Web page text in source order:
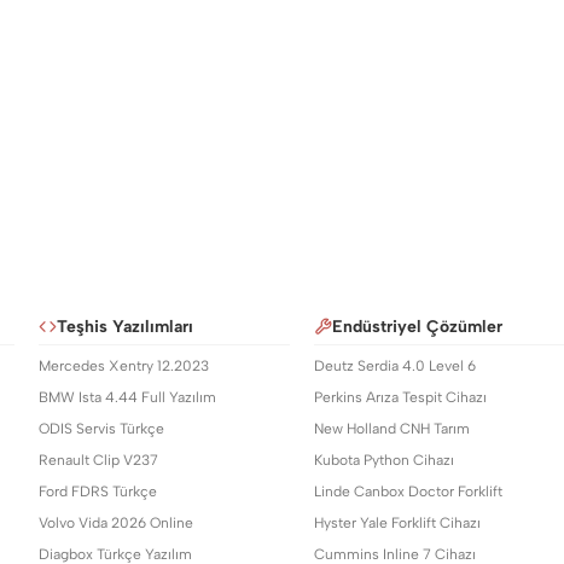
Teşhis Yazılımları
Mercedes Xentry 12.2023
BMW Ista 4.44 Full Yazılım
ODIS Servis Türkçe
Renault Clip V237
Ford FDRS Türkçe
Volvo Vida 2026 Online
Diagbox Türkçe Yazılım
Endüstriyel Çözümler
Deutz Serdia 4.0 Level 6
Perkins Arıza Tespit Cihazı
New Holland CNH Tarım
Kubota Python Cihazı
Linde Canbox Doctor Forklift
Hyster Yale Forklift Cihazı
Cummins Inline 7 Cihazı